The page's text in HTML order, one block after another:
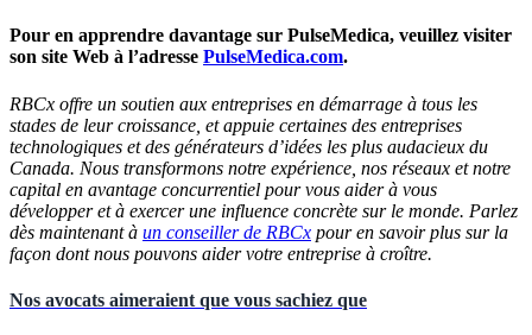
Pour en apprendre davantage sur PulseMedica, veuillez visiter
son site Web à l’adresse PulseMedica.com.
RBCx offre un soutien aux entreprises en démarrage à tous les
stades de leur croissance, et appuie certaines des entreprises
technologiques et des générateurs d’idées les plus audacieux du
Canada. Nous transformons notre expérience, nos réseaux et notre
capital en avantage concurrentiel pour vous aider à vous
développer et à exercer une influence concrète sur le monde. Parlez
dès maintenant à un conseiller de RBCx pour en savoir plus sur la
façon dont nous pouvons aider votre entreprise à croître.
Nos avocats aimeraient que vous sachiez que